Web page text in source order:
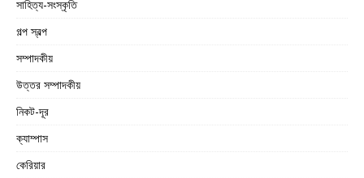
সাহিত্য-সংস্কৃতি
গল্প স্বল্প
সম্পাদকীয়
উত্তর সম্পাদকীয়
নিকট-দূর
ক্যাম্পাস
কেরিয়ার